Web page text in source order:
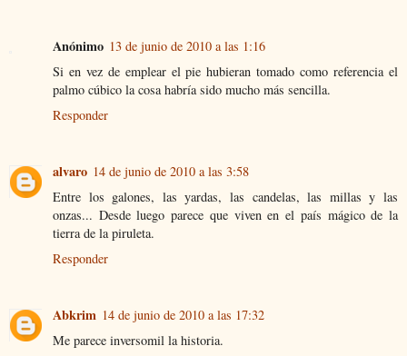
Anónimo 13 de junio de 2010 a las 1:16
Si en vez de emplear el pie hubieran tomado como referencia el
palmo cúbico la cosa habría sido mucho más sencilla.
Responder
alvaro 14 de junio de 2010 a las 3:58
Entre los galones, las yardas, las candelas, las millas y las
onzas... Desde luego parece que viven en el país mágico de la
tierra de la piruleta.
Responder
Abkrim 14 de junio de 2010 a las 17:32
Me parece inversomil la historia.